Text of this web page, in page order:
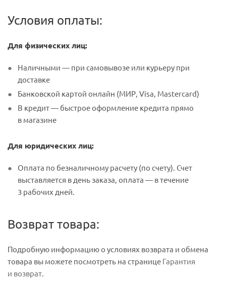
Условия оплаты:
Для физических лиц:
Наличными — при самовывозе или курьеру при
доставке
Банковской картой онлайн (МИР, Visa, Mastercard)
В кредит — быстрое оформление кредита прямо
в магазине
Для юридических лиц:
Оплата по безналичному расчету (по счету). Счет
выставляется в день заказа, оплата — в течение
3 рабочих дней.
Возврат товара:
Подробную информацию о условиях возврата и обмена
товара вы можете посмотреть на странице Гарантия
и возврат.